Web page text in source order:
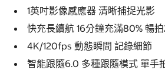
1英吋影像感應器 清晰捕捉光影
快充長續航 16分鐘充滿80% 暢
4K/120fps 動態瞬間 記錄細節
智能跟隨6.0 多種跟隨模式 單手